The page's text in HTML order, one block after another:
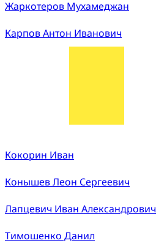
Жаркотеров Мухамеджан
Карпов Антон Иванович
Кокорин Иван
Конышев Леон Сергеевич
Лапцевич Иван Александрович
Тимошенко Данил